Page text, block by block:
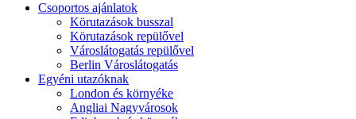
Csoportos ajánlatok
Körutazások busszal
Körutazások repülővel
Városlátogatás repülővel
Berlin Városlátogatás
Egyéni utazóknak
London és környéke
Angliai Nagyvárosok